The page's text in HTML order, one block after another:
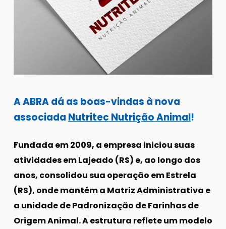
A ABRA dá as boas-vindas à nova
associada Nutritec Nutrição Animal!
Fundada em 2009, a empresa iniciou suas
atividades em Lajeado (RS) e, ao longo dos
anos, consolidou sua operação em Estrela
(RS), onde mantém a Matriz Administrativa e
a unidade de Padronização de Farinhas de
Origem Animal. A estrutura reflete um modelo